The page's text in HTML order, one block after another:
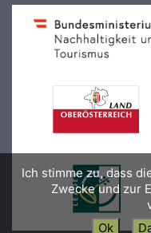
Ich stimme zu, dass
Zwecke und zur
Ok